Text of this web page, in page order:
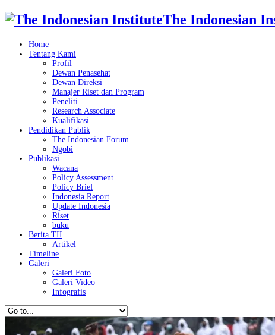
The Indonesian
Home
Tentang Kami
Profil
Dewan Penasehat
Dewan Direksi
Manajer Riset dan Program
Peneliti
Research Associate
Kualifikasi
Pendidikan Publik
The Indonesian Forum
Ngobi
Publikasi
Wacana
Policy Assessment
Policy Brief
Indonesia Report
Update Indonesia
Riset
buku
Berita TII
Artikel
Timeline
Galeri
Galeri Foto
Galeri Video
Infografis